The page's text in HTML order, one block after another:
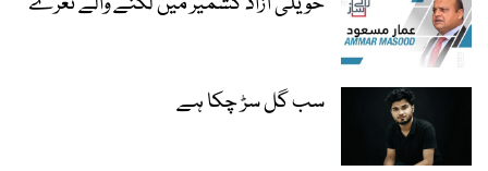
سب گل سڑ چکا ہے